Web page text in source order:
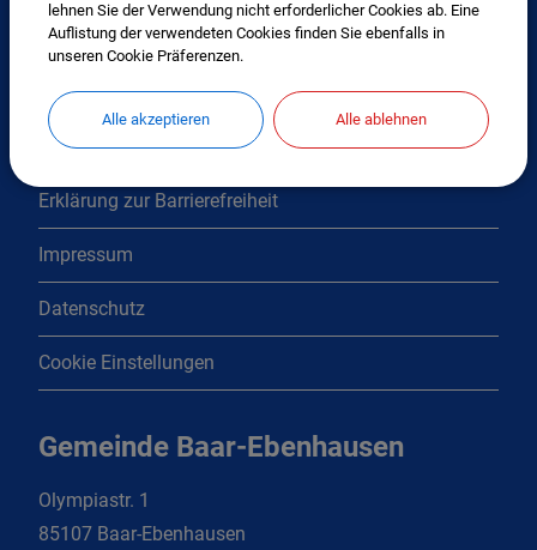
Interessante Links
Kontakt
Inhaltsverzeichnis
Erklärung zur Barrierefreiheit
Impressum
Datenschutz
Cookie Einstellungen
Gemeinde Baar-Ebenhausen
Olympiastr. 1
85107 Baar-Ebenhausen
lehnen Sie der Verwendung nicht erforderlicher Cookies ab. Eine
Auflistung der verwendeten Cookies finden Sie ebenfalls in
unseren Cookie Präferenzen.
Alle akzeptieren Alle ablehnen